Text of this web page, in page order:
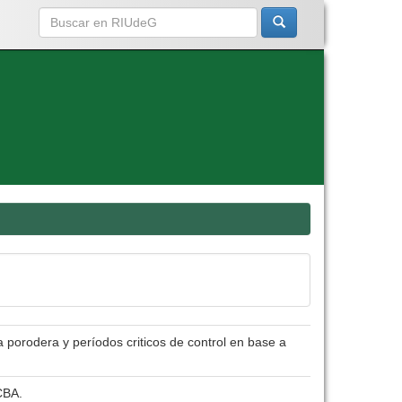
y períodos criticos de control en base a